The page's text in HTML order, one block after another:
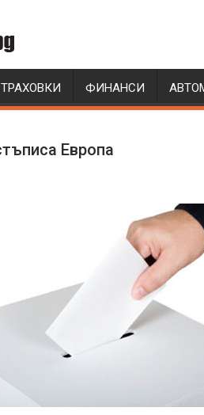
ФИНАНСИ
Европа